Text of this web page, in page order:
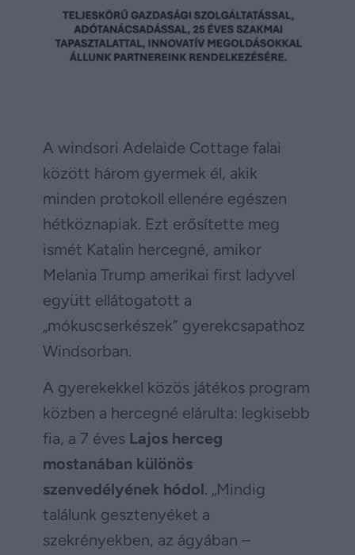
A windsori Adelaide Cottage falai
között három gyermek él, akik
minden protokoll ellenére egészen
hétköznapiak. Ezt erősítette meg
ismét Katalin hercegné, amikor
Melania Trump amerikai first ladyvel
együtt ellátogatott a
„mókuscserkészek” gyerekcsapathoz
Windsorban.
A gyerekekkel közös játékos program
közben a hercegné elárulta: legkisebb
fia, a 7 éves Lajos herceg
mostanában különös
szenvedélyének hódol. „Mindig
találunk gesztenyéket a
szekrényekben, az ágyában –